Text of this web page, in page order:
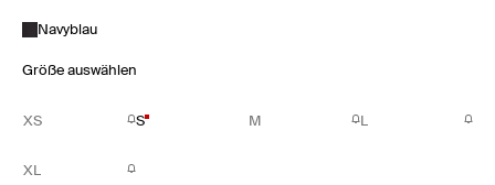
Navyblau
Größe auswählen
XS S M L
XL